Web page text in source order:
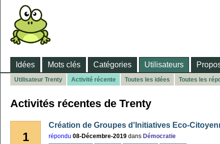
Idées Mots clés Catégories Utilisateurs
Utilisateur Trenty Activité récente Toutes les idées Toutes les
Activités récentes de Trenty
1
Création de Groupes d'Initiatives Eco-
répondu 08-Décembre-2019 dans Démocratie